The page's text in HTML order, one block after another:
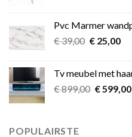
€ 349,00.
Pvc Marmer
€39,00
€ 39,00.
€25,00
€
Tv meubel met
€899,00 €599,00
POPULAIRSTE